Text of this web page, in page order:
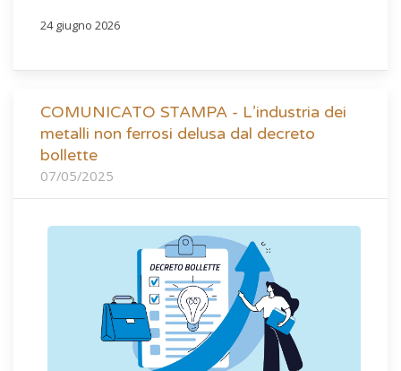
24 giugno 2026
COMUNICATO STAMPA - L’industria dei
metalli non ferrosi delusa dal decreto
bollette
07/05/2025